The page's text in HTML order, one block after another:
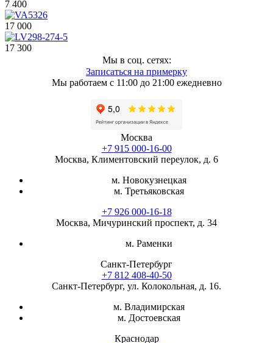
7 400
17 000
17 300
Мы в соц. сетях:
Записаться на примерку
Мы работаем с 11:00 до 21:00 ежедневно
Москва
+7 915 000-16-00
Москва, Климентовский переулок, д. 6
м. Новокузнецкая
м. Третьяковская
+7 926 000-16-18
Москва, Мичуринский проспект, д. 34
м. Раменки
Санкт-Петербург
+7 812 408-40-50
Санкт-Петербург, ул. Колокольная, д. 16.
м. Владимирская
м. Достоевская
Краснодар